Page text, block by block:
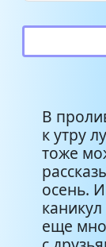
Мир»)
В
к утру
тоже
осень.
еще